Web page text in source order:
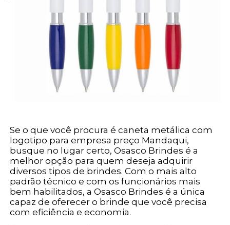
Se o que você procura é caneta metálica com
logotipo para empresa preço Mandaqui,
busque no lugar certo, Osasco Brindes é a
melhor opção para quem deseja adquirir
diversos tipos de brindes. Com o mais alto
padrão técnico e com os funcionários mais
bem habilitados, a Osasco Brindes é a única
capaz de oferecer o brinde que você precisa
com eficiência e economia.